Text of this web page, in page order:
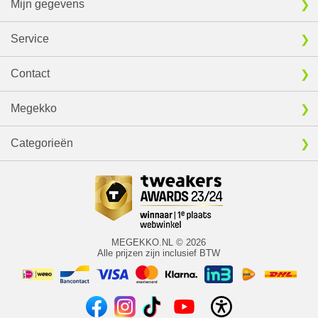
Mijn gegevens
Service
Contact
Megekko
Categorieën
MEGEKKO.NL © 2026
Alle prijzen zijn inclusief BTW